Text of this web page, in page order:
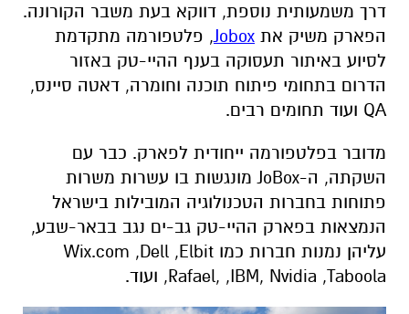
דרך משמעותית נוספת, דווקא בעת משבר הקורונה.
הפארק משיק את Jobox, פלטפורמה מתקדמת
לסיוע באיתור תעסוקה בענף ההיי-טק באזור
הדרום בתחומי פיתוח תוכנה וחומרה, דאטה סיינס,
QA ועוד תחומים רבים.
מדובר בפלטפורמה ייחודית לפארק. כבר עם
השקתה, ה-JoBox
מונגשות בו עשרות משרות
פתוחות בחברות הטכנולוגיה המובילות בישראל
הנמצאות בפארק ההיי-טק גב-ים נגב בבאר-שבע,
עליהן נמנות חברות כמו Wix.com ,Dell ,Elbit
,Rafael, ,IBM, Nvidia ,Taboola ועוד.